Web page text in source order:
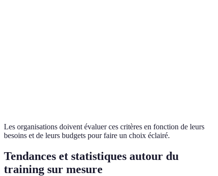
Les organisations doivent évaluer ces critères en fonction de leurs
besoins et de leurs budgets pour faire un choix éclairé.
Tendances et statistiques autour du
training sur mesure